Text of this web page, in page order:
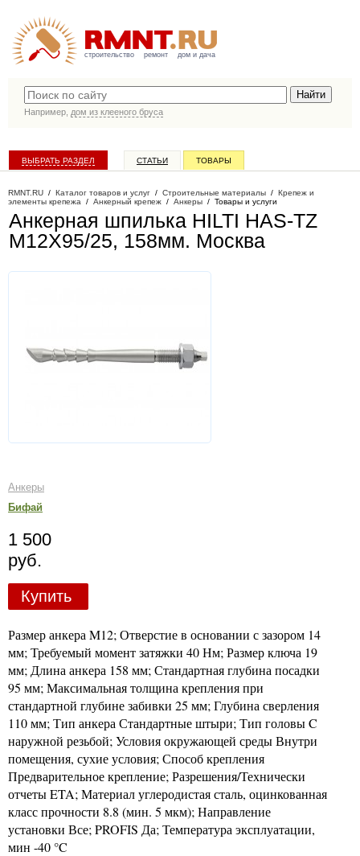
строительство ремонт дом и дача
Например, дом из клееного бруса
ВЫБРАТЬ РАЗДЕЛ СТАТЬИ ТОВАРЫ
RMNT.RU / Каталог товаров и услуг / Строительные материалы / Крепеж и
элементы крепежа / Анкерный крепеж / Анкеры / Товары и услуги
Анкерная шпилька HILTI HAS-TZ
M12X95/25, 158мм. Москва
Анкеры
Бифай
1 500
руб.
Купить
Размер анкера M12; Отверстие в основании с зазором 14
мм; Требуемый момент затяжки 40 Нм; Размер ключа 19
мм; Длина анкера 158 мм; Стандартная глубина посадки
95 мм; Максимальная толщина крепления при
стандартной глубине забивки 25 мм; Глубина сверления
110 мм; Тип анкера Стандартные штыри; Тип головы C
наружной резьбой; Условия окружающей среды Внутри
помещения, сухие условия; Способ крепления
Предварительное крепление; Разрешения/Технически
отчеты ETA; Материал углеродистая сталь, оцинкованная
класс прочности 8.8 (мин. 5 мкм); Направление
установки Все; PROFIS Да; Температура эксплуатации,
мин -40 °C